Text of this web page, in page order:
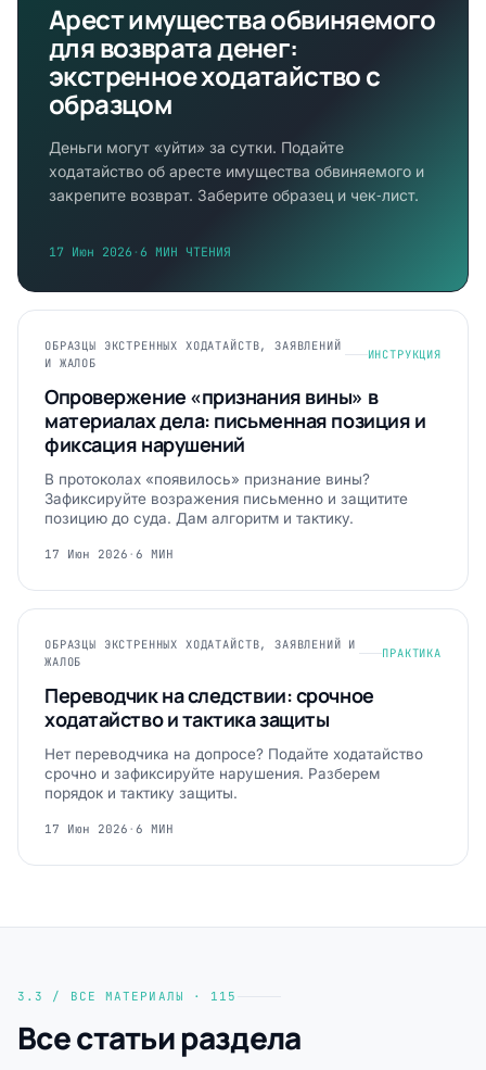
Арест имущества обвиняемого
для возврата денег:
экстренное ходатайство с
образцом
Деньги могут «уйти» за сутки. Подайте
ходатайство об аресте имущества обвиняемого и
закрепите возврат. Заберите образец и чек‑лист.
17 Июн 2026 · 6 МИН ЧТЕНИЯ
ОБРАЗЦЫ ЭКСТРЕННЫХ ХОДАТАЙСТВ, ЗАЯВЛЕНИЙ
И ЖАЛОБ
ИНСТРУКЦИЯ
Опровержение «признания вины» в
материалах дела: письменная позиция и
фиксация нарушений
В протоколах «появилось» признание вины?
Зафиксируйте возражения письменно и защитите
позицию до суда. Дам алгоритм и тактику.
17 Июн 2026 · 6 МИН
ОБРАЗЦЫ ЭКСТРЕННЫХ ХОДАТАЙСТВ, ЗАЯВЛЕНИЙ И
ЖАЛОБ
ПРАКТИКА
Переводчик на следствии: срочное
ходатайство и тактика защиты
Нет переводчика на допросе? Подайте ходатайство
срочно и зафиксируйте нарушения. Разберем
порядок и тактику защиты.
17 Июн 2026 · 6 МИН
3.3 / ВСЕ МАТЕРИАЛЫ · 115
Все статьи раздела